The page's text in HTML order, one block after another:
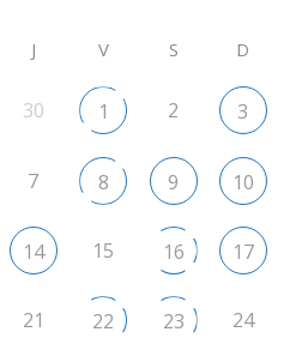
J V S D
30 1 2 3
7 8 9 10
14 15 16 17
21 22 23 24